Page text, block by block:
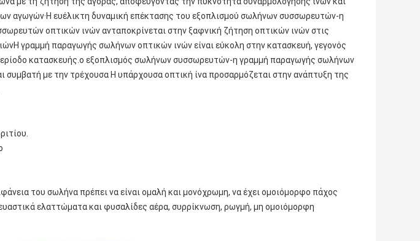
αγωγών·Η ευέλικτη δυναμική επέκτασης του εξοπλισμού σωλήνων συσσωρευτών-η
οπτικών ινών ανταποκρίνεται στην ξαφνική ζήτηση οπτικών ινών στις
γραμμή παραγωγής σωλήνων οπτικών ινών είναι εύκολη στην κατασκευή, γεγονός
κατασκευής.ο εξοπλισμός σωλήνων συσσωρευτών-η γραμμή παραγωγής σωλήνων
συμβατή με την τρέχουσα Η υπάρχουσα οπτική ίνα προσαρμόζεται στην ανάπτυξη της
του σωλήνα πρέπει να είναι ομαλή και μονόχρωμη, να έχει ομοιόμορφο πάχος
ελαττώματα και φυσαλίδες αέρα, συρρίκνωση, ρωγμή, μη ομοιόμορφη